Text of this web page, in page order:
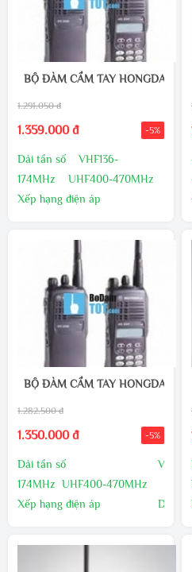
Im lặng nhạy ≤ 0.2uV
Tần số âm thanh điện ≥
Méo âm <5%
BỘ ĐÀM CẦM TAY HONGDA
1.291.050 đ
1.359.000 đ -5%
Dải tần số VHF136-
174MHz UHF400-470MHz
Xếp hạng điện áp
Bộ nhớ kênh
Khoảng cách
12.5KHz/25KHz kênh
Độ nhạy tần số
± 2.5PPMAntenna
Trở kháng 50Ω
BỘ ĐÀM CẦM TAY HONGDA HD-
1.282.500 đ
1.350.000 đ -5%
Dải tần số
174MHz UHF400-470MHz
Xếp hạng điện áp DC
Khoảng cách 1